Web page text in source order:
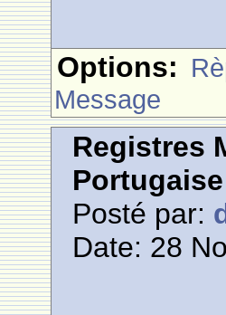
Options:
Message
Registres
Posté par:
Date: 28